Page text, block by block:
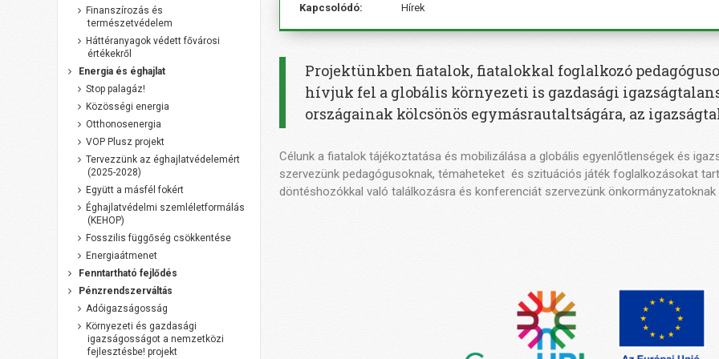
Kapcsolódó: Hírek
Projektünkben fiatalok, fiatalokkal foglalkozó
hívjuk fel a globális környezeti is gazdasági
országainak kölcsönös egymásrautaltságára, az
Célunk a fiatalok tájékoztatása és mobilizálása a globális egyenlőtlenségek és
szervezünk pedagógusoknak, témaheteket és szituációs játék foglalkozásokat
döntéshozókkal való találkozásra és konferenciát szervezünk önkormányzatoknak
Finanszírozás és
természetvédelem
Háttéranyagok védett fővárosi
értékekről
Energia és éghajlat
Stop palagáz!
Közösségi energia
Otthonosenergia
VOP Plusz projekt
Tervezzünk az éghajlatvédelemért
(2025-2028)
Együtt a másfél fokért
Éghajlatvédelmi szemléletformálás
(KEHOP)
Fosszilis függőség csökkentése
Energiaátmenet
Fenntartható fejlődés
Pénzrendszerváltás
Adóigazságosság
Környezeti és gazdasági
igazságosságot a nemzetközi
fejlesztésbe! projekt